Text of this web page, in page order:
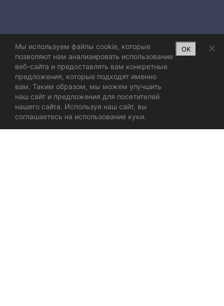
Мы используем файлы cookie, которые
позволяют нам анализировать использование
веб-сайта и предоставлять вам конкретные
предложения, которые подходят именно
вам. Таким образом, мы можем улучшить
наш сайт и предложения для посетителей
нашего сайта. Используя наш сайт, вы
соглашаетесь на использование куки.
OK